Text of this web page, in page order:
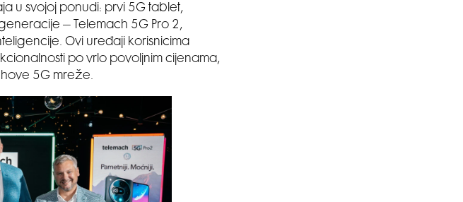
u svojoj ponudi: prvi 5G tablet,
– Telemach 5G Pro 2,
Ovi uređaji korisnicima
po vrlo povoljnim cijenama,
5G mreže.